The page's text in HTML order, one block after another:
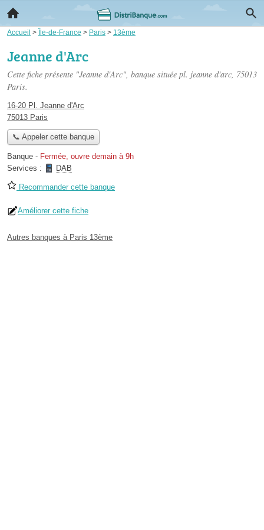
Accueil > Île-de-France > Paris > 13ème
Jeanne d'Arc
Cette fiche présente "Jeanne d'Arc", banque située pl. jeanne d'arc, 75013
Paris.
16-20 Pl. Jeanne d'Arc
75013 Paris
📞 Appeler cette banque
Banque - Fermée, ouvre demain à 9h
Services :
DAB
Recommander cette banque
Améliorer cette fiche
Autres banques à Paris 13ème